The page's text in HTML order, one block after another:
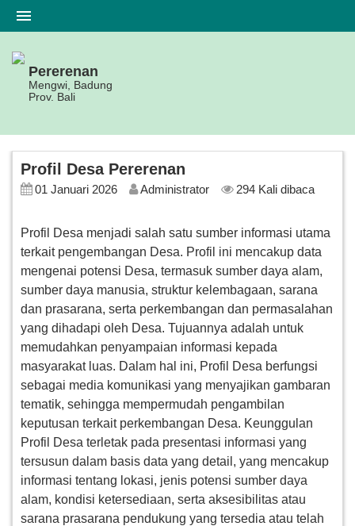
Pererenan
Mengwi, Badung
Prov. Bali
Beranda
Pemerintahan
Warga
Status
Desa
Regulasi
Lapak
Desa
Lainnya
Perangkat
Profil Desa Pererenan
01 Januari 2026 Administrator 294 Kali dibaca
Profil Desa menjadi salah satu sumber informasi utama
terkait pengembangan Desa. Profil ini mencakup data
mengenai potensi Desa, termasuk sumber daya alam,
sumber daya manusia, struktur kelembagaan, sarana
dan prasarana, serta perkembangan dan permasalahan
yang dihadapi oleh Desa. Tujuannya adalah untuk
memudahkan penyampaian informasi kepada
masyarakat luas. Dalam hal ini, Profil Desa berfungsi
sebagai media komunikasi yang menyajikan gambaran
tematik, sehingga mempermudah pengambilan
keputusan terkait perkembangan Desa. Keunggulan
Profil Desa terletak pada presentasi informasi yang
tersusun dalam basis data yang detail, yang mencakup
informasi tentang lokasi, jenis potensi sumber daya
alam, kondisi ketersediaan, serta aksesibilitas atau
sarana prasarana pendukung yang tersedia atau telah